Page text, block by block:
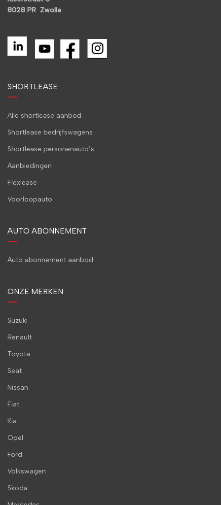
8028 PR Zwolle
SHORTLEASE
Alle shortlease aanbod
Shortlease bedrijfswagens
Shortlease personenauto’s
Aanbiedingen
Flexlease
Voorloopauto
AUTO ABONNEMENT
Auto abonnement aanbod
ONZE MERKEN
Suzuki
Renault
Toyota
Seat
Nissan
Fiat
Kia
Opel
Ford
Volkswagen
Skoda